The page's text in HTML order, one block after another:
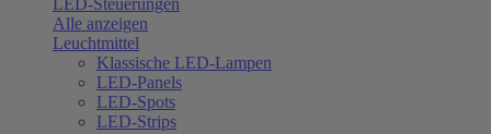
LED-Steuerungen
Alle anzeigen
Leuchtmittel
Klassische LED-Lampen
LED-Panels
LED-Spots
LED-Strips